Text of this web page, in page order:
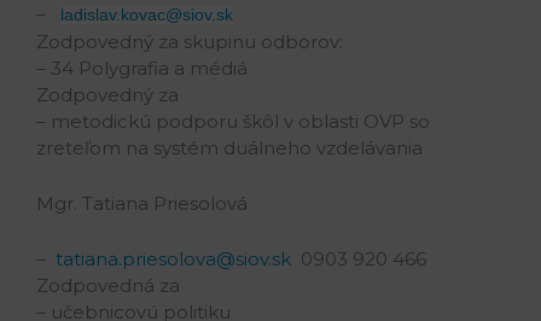
– ladislav.kovac@siov.sk
Zodpovedný za skupinu odborov:
– 34 Polygrafia a médiá
Zodpovedný za
– metodickú podporu škôl v oblasti OVP so
zreteľom na systém duálneho vzdelávania
Mgr. Tatiana Priesolová
– tatiana.priesolova@siov.sk 0903 920 466
Zodpovedná za
– učebnicovú politiku